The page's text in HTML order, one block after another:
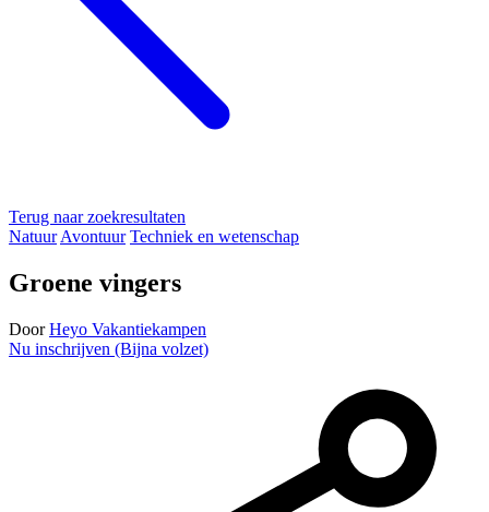
Terug naar zoekresultaten
Natuur Avontuur Techniek en wetenschap
Groene vingers
Door Heyo Vakantiekampen
Nu inschrijven (Bijna volzet)